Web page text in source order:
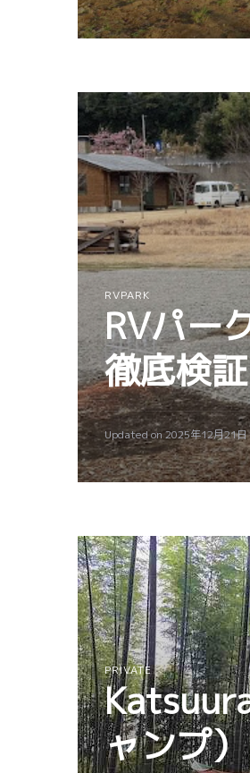
RVPARK
RVパー
徹底検
Updated on2025年12月21日
PRIVATE
ャンプ）